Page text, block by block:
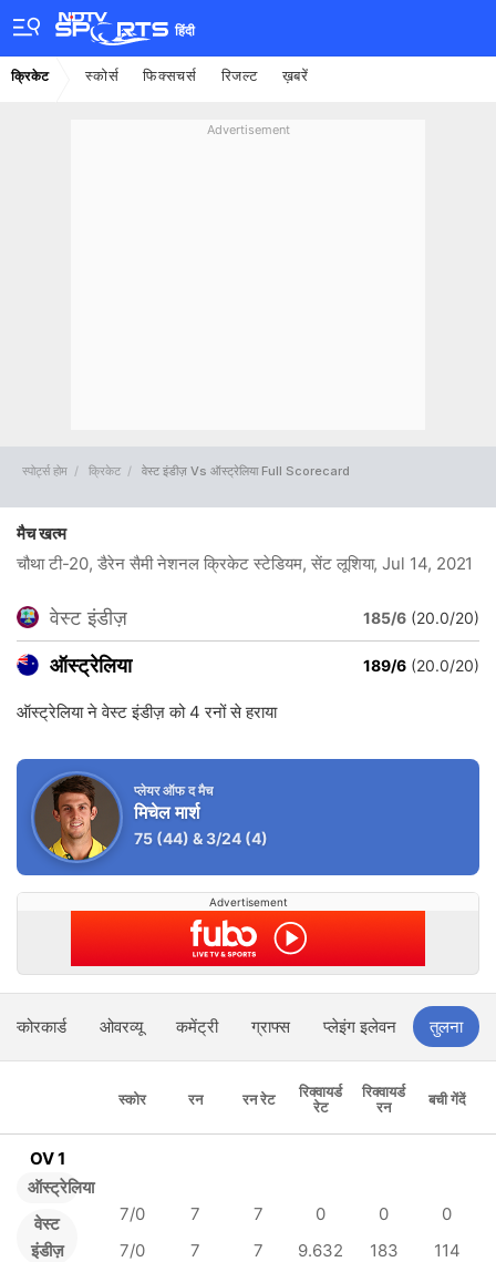
हिंदी
क्रिकेट स्कोर्स फिक्सचर्स रिजल्ट ख़बरें
Advertisement
स्पोर्ट्स होम क्रिकेट वेस्ट इंडीज़ Vs ऑस्ट्रेलिया Full Scorecard
मैच खत्म
चौथा टी-20, डैरेन सैमी नेशनल क्रिकेट स्टेडियम, सेंट लूशिया, Jul 14, 2021
वेस्ट इंडीज़ 185/6 (20.0/20)
ऑस्ट्रेलिया 189/6 (20.0/20)
ऑस्ट्रेलिया ने वेस्ट इंडीज़ को 4 रनों से हराया
प्लेयर ऑफ द मैच
मिचेल मार्श
75 (44) &3/24 (4)
Advertisement
स्कोरकार्ड ओवरव्यू कमेंट्री ग्राफ्स प्लेइंग इलेवन तुलना
स्कोर रन रन रेट
रिक्वायर्ड
रेट
रिक्वायर्ड
रन
बची गेंदें
OV 1
ऑस्ट्रेलिया
वेस्ट
इंडीज़
7/0 7 7 0 0
0
7/0
7 7 9.632 183 114